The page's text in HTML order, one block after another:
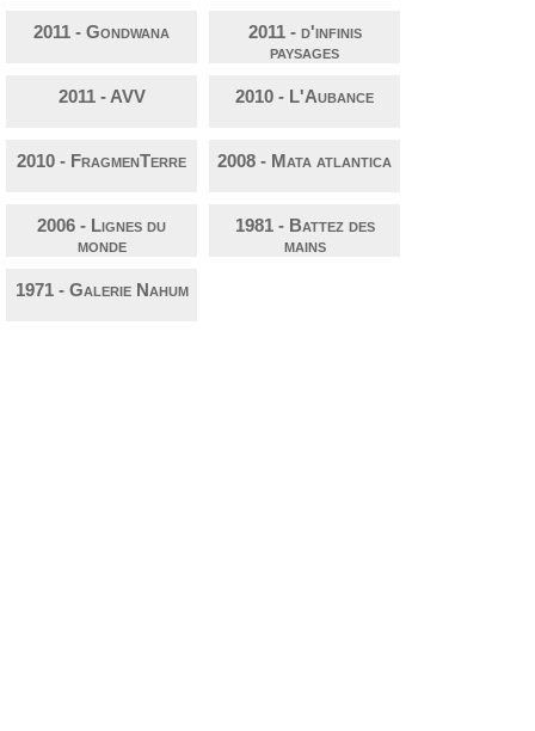
2011 - Gondwana
2011 - d'infinis
paysages
2011 - AVV 2010 - L'Aubance
2010 - FragmenTerre 2008 - Mata atlantica
2006 - Lignes du
monde
1981 - Battez des
mains
1971 - Galerie Nahum